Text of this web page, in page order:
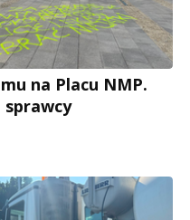
na Placu NMP.
sprawcy